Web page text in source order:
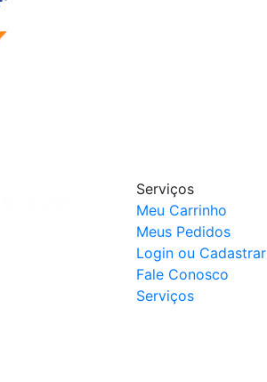
Serviços
Meu Carrinho
Meus Pedidos
Login ou Cadastrar
Fale Conosco
Serviços